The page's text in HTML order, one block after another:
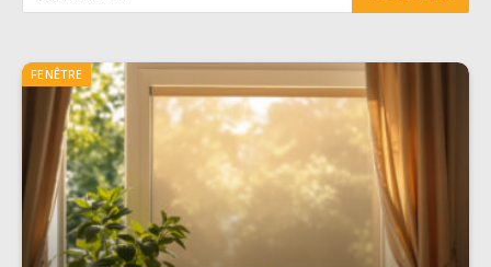
FENÊTRE